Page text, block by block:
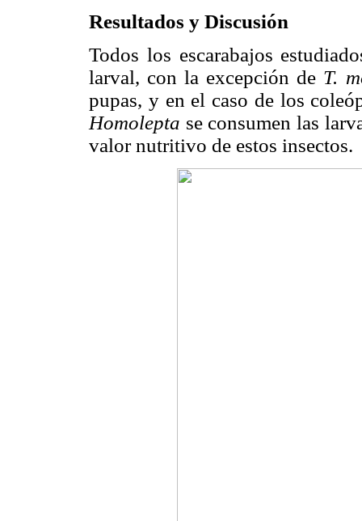
Resultados y Discusión
Todos los escarabajos
larval, con la excepción de T.
pupas, y en el caso de los
Homolepta se consumen las
valor nutritivo de estos insectos.